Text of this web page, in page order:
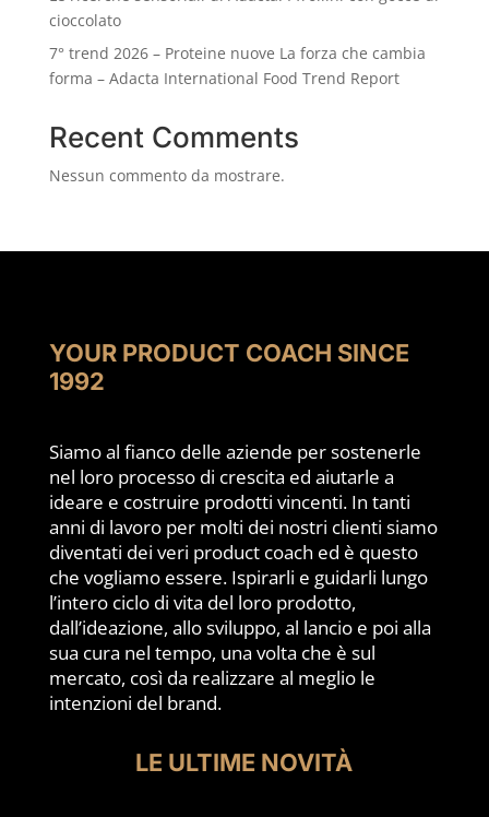
cioccolato
7° trend 2026 – Proteine nuove La forza che cambia
forma – Adacta International Food Trend Report
Recent Comments
Nessun commento da mostrare.
YOUR PRODUCT COACH SINCE
1992
Siamo al fianco delle aziende per sostenerle
nel loro processo di crescita ed aiutarle a
ideare e costruire prodotti vincenti. In tanti
anni di lavoro per molti dei nostri clienti siamo
diventati dei veri product coach ed è questo
che vogliamo essere. Ispirarli e guidarli lungo
l’intero ciclo di vita del loro prodotto,
dall’ideazione, allo sviluppo, al lancio e poi alla
sua cura nel tempo, una volta che è sul
mercato, così da realizzare al meglio le
intenzioni del brand.
LE ULTIME NOVITÀ